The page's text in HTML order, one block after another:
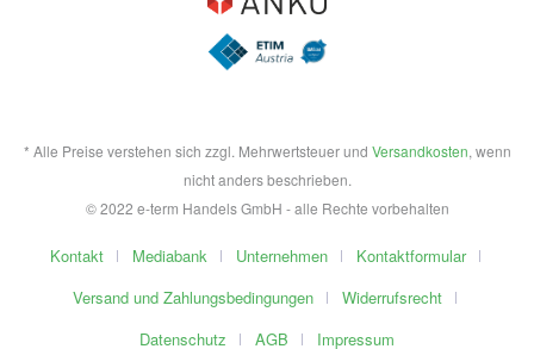
* Alle Preise verstehen sich zzgl. Mehrwertsteuer und Versandkosten, wenn
nicht anders beschrieben.
© 2022 e-term Handels GmbH - alle Rechte vorbehalten
Kontakt Mediabank Unternehmen
Kontaktformular
Versand und Zahlungsbedingungen
Widerrufsrecht
Datenschutz
AGB Impressum